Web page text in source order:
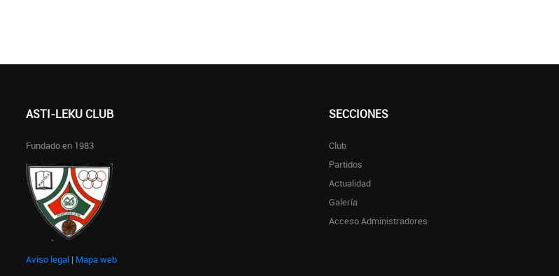
ASTI-LEKU CLUB
Fundado en 1983
Aviso legal | Mapa web
SECCIONES
Club
Partidos
Actualidad
Galería
Acceso Administradores